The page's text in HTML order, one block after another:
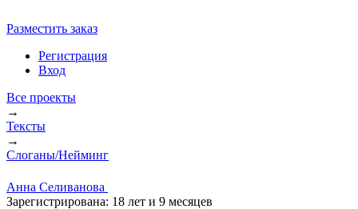
Разместить заказ
Регистрация
Вход
Все проекты
→
Тексты
→
Слоганы/Нейминг
Анна Селиванова
Зарегистрирована: 18 лет и 9 месяцев